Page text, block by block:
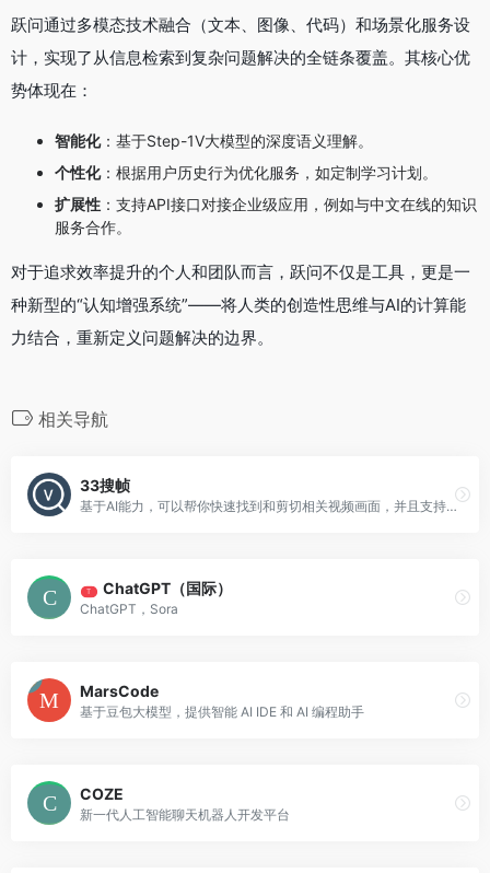
跃问通过多模态技术融合（文本、图像、代码）和场景化服务设
计，实现了从信息检索到复杂问题解决的全链条覆盖。其核心优
势体现在：
智能化：基于Step-1V大模型的深度语义理解。
个性化：根据用户历史行为优化服务，如定制学习计划。
扩展性 ：支持API接口对接企业级应用，例如与中文在线的知识
服务合作。
对于追求效率提升的个人和团队而言，跃问不仅是工具，更是一
种新型的“认知增强系统”——将人类的创造性思维与AI的计算能
力结合，重新定义问题解决的边界。
相关导航
33搜帧
基于AI能力，可以帮你快速找到和剪切相关视频画面，并且支持一键合成视频，让视频创作变得更有效率。
T ChatGPT（国际）
ChatGPT，Sora
MarsCode
基于豆包大模型，提供智能 AI IDE 和 AI 编程助手
COZE
新一代人工智能聊天机器人开发平台